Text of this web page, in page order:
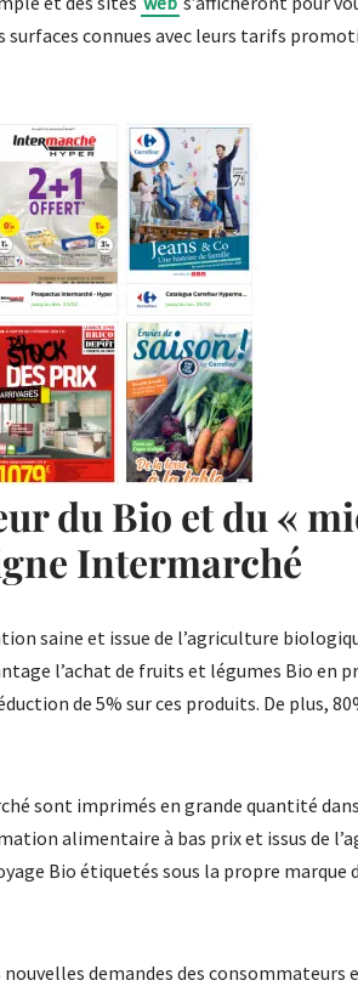
surfaces connues avec leurs tarifs
du Bio et du «
Intermarché
saine et issue de l’agriculture
l’achat de fruits et légumes Bio en
de 5% sur ces produits. De plus,
sont imprimés en grande quantité
alimentaire à bas prix et issus de
Bio étiquetés sous la propre marque
demandes des consommateurs